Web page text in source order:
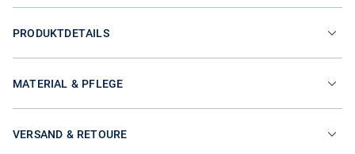
PRODUKTDETAILS
MATERIAL & PFLEGE
VERSAND & RETOURE